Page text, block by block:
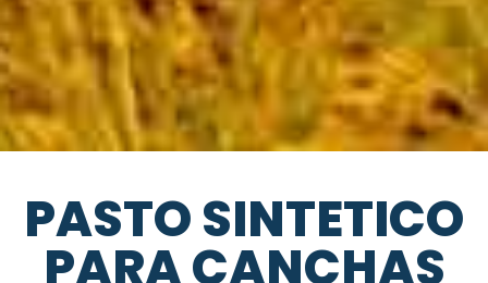
PASTO SINTETICO
PARA CANCHAS